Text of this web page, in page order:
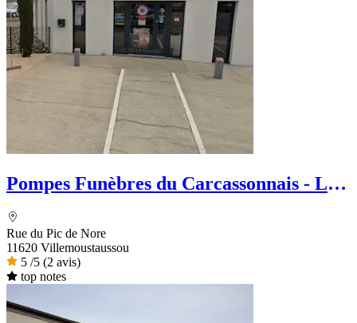
Pompes Funèbres du Carcassonnais - Le
Rue du Pic de Nore
11620 Villemoustaussou
5 /5 (2 avis)
top notes